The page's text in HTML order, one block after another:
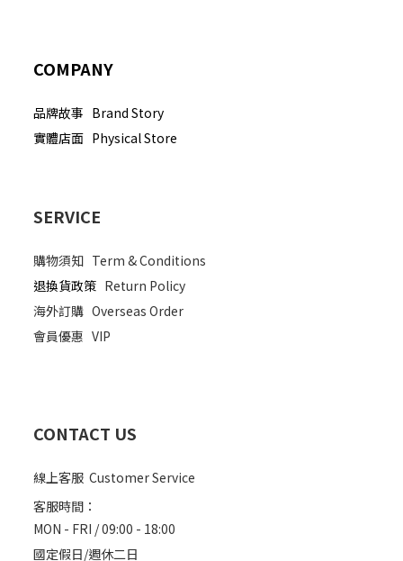
COMPANY
品牌故事 Brand Story
實體店面 Physical Store
SERVICE
購物須知 Term & Conditions
退換貨政策 Return Policy
海外訂購 Overseas Order
會員優惠 VIP
CONTACT US
線上客服 Customer Service
客服時間：
MON - FRI / 09:00 - 18:00
國定假日/週休二日